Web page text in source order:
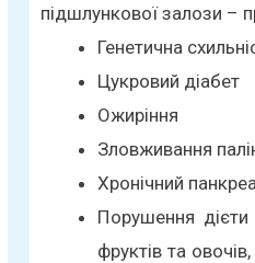
підшлункової залози –
Генетична
Цукровий діабет
Ожиріння
Зловживання
Хронічний
Порушення дієти
фруктів та